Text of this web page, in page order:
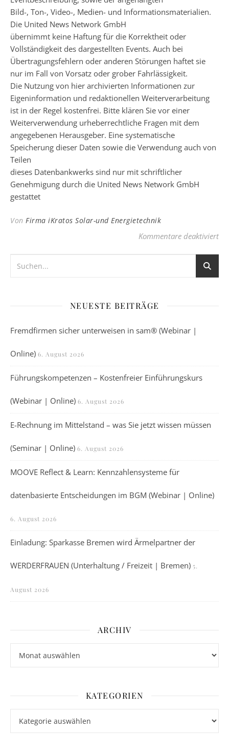
Bild-, Ton-, Video-, Medien- und Informationsmaterialien.
Die United News Network GmbH
übernimmt keine Haftung für die Korrektheit oder
Vollständigkeit des dargestellten Events. Auch bei
Übertragungsfehlern oder anderen Störungen haftet sie
nur im Fall von Vorsatz oder grober Fahrlässigkeit.
Die Nutzung von hier archivierten Informationen zur
Eigeninformation und redaktionellen Weiterverarbeitung
ist in der Regel kostenfrei. Bitte klären Sie vor einer
Weiterverwendung urheberrechtliche Fragen mit dem
angegebenen Herausgeber. Eine systematische
Speicherung dieser Daten sowie die Verwendung auch von
Teilen
dieses Datenbankwerks sind nur mit schriftlicher
Genehmigung durch die United News Network GmbH
gestattet
Von Firma iKratos Solar-und Energietechnik
Kommentare deaktiviertfür
NEUESTE BEITRÄGE
Fremdfirmen sicher unterweisen in sam® (Webinar |
Online) 6. August 2026
Führungskompetenzen – Kostenfreier Einführungskurs
(Webinar | Online) 6. August 2026
E-Rechnung im Mittelstand – was Sie jetzt wissen müssen
(Seminar | Online) 6. August 2026
MOOVE Reflect & Learn: Kennzahlensysteme für
datenbasierte Entscheidungen im BGM (Webinar | Online)
6. August 2026
Einladung: Sparkasse Bremen wird Ärmelpartner der
WERDERFRAUEN (Unterhaltung / Freizeit | Bremen) 5.
August 2026
ARCHIV
KATEGORIEN